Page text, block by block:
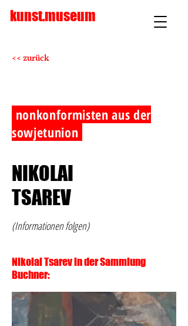
kunst.museum
<< zurück
nonkonformisten aus der
sowjetunion
NIKOLAI
TSAREV
(Informationen folgen)
Nikolai Tsarev in der Sammlung
Buchner: